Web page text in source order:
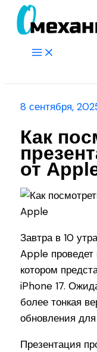
Перейти
Main
8 сентября,
Как
от
Завтра в 10
Apple
котором
iPhone 17.
более тонкая
обновления
Презентация